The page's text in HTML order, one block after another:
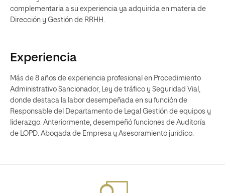
complementaria a su experiencia ya adquirida en materia de
Dirección y Gestión de RRHH.
Experiencia
Más de 8 años de experiencia profesional en Procedimiento
Administrativo Sancionador, Ley de tráfico y Seguridad Vial,
donde destaca la labor desempeñada en su función de
Responsable del Departamento de Legal Gestión de equipos y
liderazgo. Anteriormente, desempeñó funciones de Auditoría
de LOPD. Abogada de Empresa y Asesoramiento jurídico.